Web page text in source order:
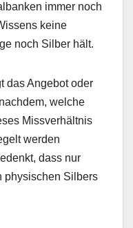
immer noch
keine
noch Silber hält.
das Angebot oder
welche
Missverhältnis
werden
dass nur
physischen Silbers